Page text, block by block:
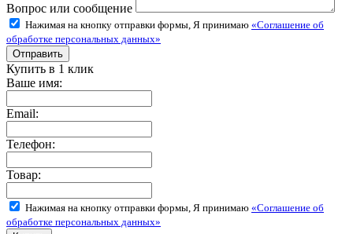
Вопрос или сообщение
Нажимая на кнопку отправки формы, Я принимаю «Соглашение об
обработке персональных данных»
Купить в 1 клик
Ваше имя:
Email:
Телефон:
Товар:
Нажимая на кнопку отправки формы, Я принимаю «Соглашение об
обработке персональных данных»